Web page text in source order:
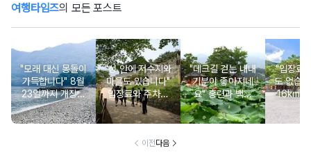
여행타임즈의 모든 포스트
"모래 대신 몽돌이
가득합니다" 8월
23일까지 개장되
는 조용한 몽돌 해
수욕장
"성 안에 저수지와
마을도 있습니다"
입장료와 주차비
도 무료인 성벽 산
책 코스
"데크길 걷는 내내
기분이 좋아지네
요" 홍련과 백련
연꽃이 가득한 입
장료 무료 여행지
"입장료
도 없습
16km
이전다음